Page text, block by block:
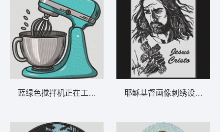
蓝绿色搅拌机正在工作 复古立式搅拌机 –耶稣基督画像刺绣设计 耶